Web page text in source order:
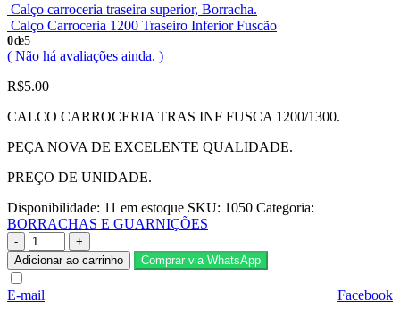
Calço carroceria traseira superior, Borracha.
Calço Carroceria 1200 Traseiro Inferior Fuscão
0de 5
( Não há avaliações ainda. )
R$5.00
CALCO CARROCERIA TRAS INF FUSCA 1200/1300.
PEÇA NOVA DE EXCELENTE QUALIDADE.
PREÇO DE UNIDADE.
Disponibilidade: 11 em estoque SKU: 1050 Categoria:
BORRACHAS E GUARNIÇÕES
-
+
Adicionar ao carrinho
Comprar via WhatsApp
Facebook
E-mail